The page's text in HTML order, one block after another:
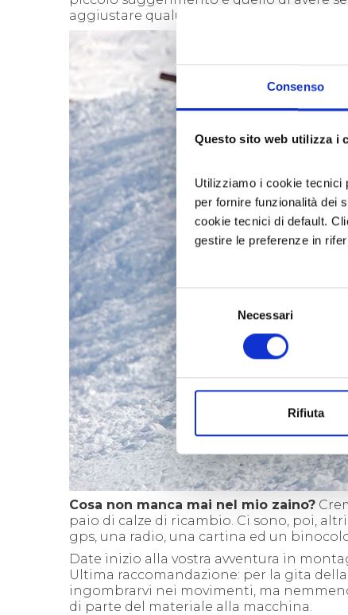
Consenso
Questo sito web utilizza i
Utilizziamo i cookie tecnici
per fornire funzionalità dei
cookie tecnici di default.
gestire le preferenze in
del
consenso
Necessari
Rifiuta
aggiustare qualunque cosa possa
Cosa non manca mai nel mio zaino?
paio di calze di ricambio. Ci sono, poi,
gps, una radio, una cartina ed un
Date inizio alla vostra avventura in
Ultima raccomandazione: per la gita
ingombrarvi nei movimenti, ma
di parte del materiale alla macchina.